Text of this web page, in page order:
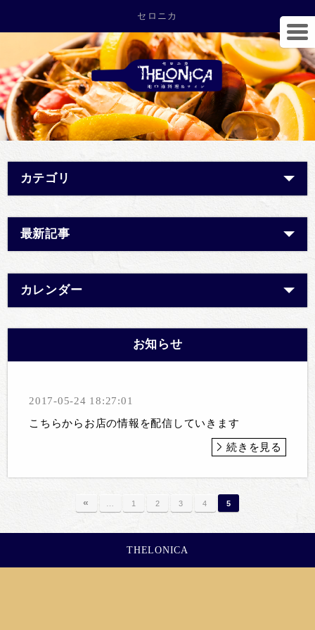
セロニカ
カテゴリ
最新記事
カレンダー
お知らせ
2017-05-24 18:27:01
こちらからお店の情報を配信していきます
続きを見る
« 1 2 3 4 5
THELONICA